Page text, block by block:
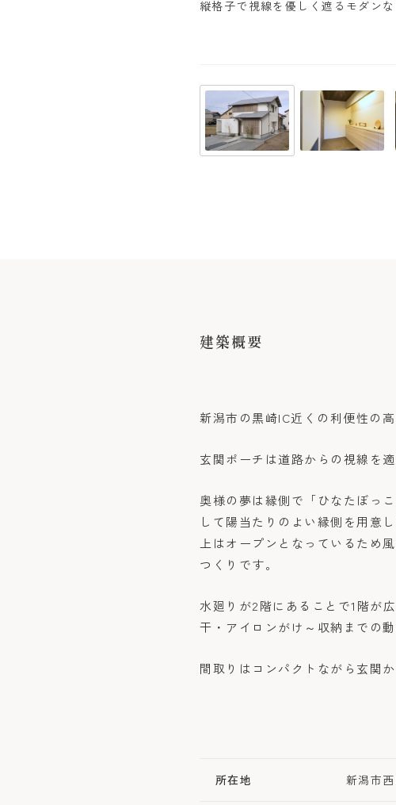
縦格子で視線を優しく遮るモダン
建築概要
新潟市の黒崎IC近くの利便性の
玄関ポーチは道路からの視線を
奥様の夢は縁側で「ひなたぼっ
して陽当たりのよい縁側を用意
上はオープンとなっているため
つくりです。
水廻りが2階にあることで1階が
干・アイロンがけ～収納までの
間取りはコンパクトながら玄関
所在地 新潟市